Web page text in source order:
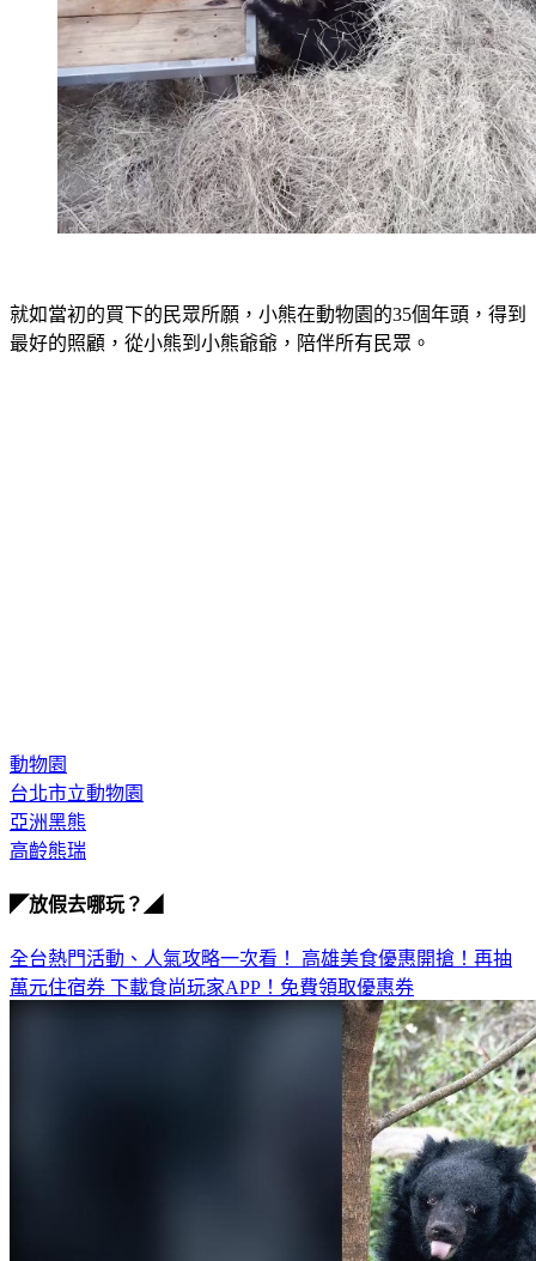
就如當初的買下的民眾所願，小熊在動物園的35個年頭，得到
最好的照顧，從小熊到小熊爺爺，陪伴所有民眾。
動物園
台北市立動物園
亞洲黑熊
高齡熊瑞
◤放假去哪玩？◢
全台熱門活動、人氣攻略一次看！ 高雄美食優惠開搶！再抽
萬元住宿券 下載食尚玩家APP！免費領取優惠券